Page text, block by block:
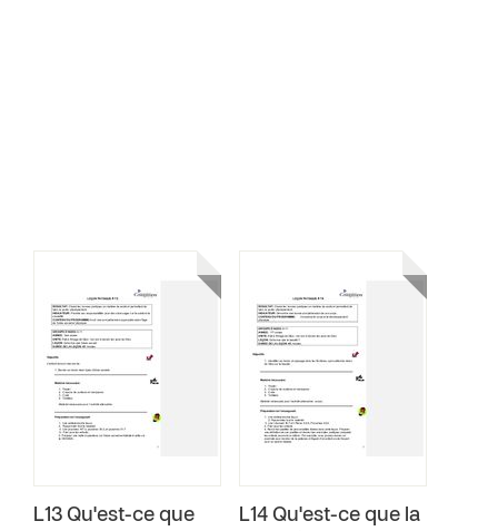
L13 Qu'est-ce que
L14 Qu'est-ce que la